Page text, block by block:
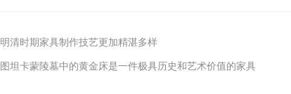
明清时期家具制作技艺更加精湛多样
图坦卡蒙陵墓中的黄金床是一件极具历史和艺术价值的家具